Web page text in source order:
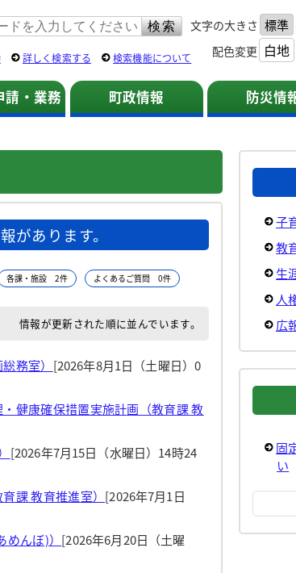
ムページ 文字の大きさ 標準
配色変更 白地
詳しく検索する 検索機能について
請・業務 町政情報 防災情
があります。
各課・施設 2件 よくあるご質問 0件
情報が更新された順に並んでいます。
務室） [2026年8月1日（土曜日）0
健康確保措置実施計画（教育課 教
[2026年7月15日（水曜日）14時24
課 教育推進室） [2026年7月1日
んぼ)） [2026年6月20日（土曜
子
教
生
人
広
固
い